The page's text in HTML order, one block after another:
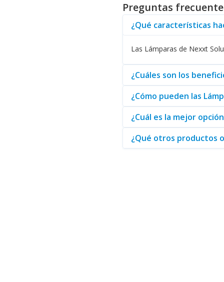
Un beneficio adicional de las
gestión avanzada de su
prácticos.
Finalmente, seleccionar
Solutions como un líder en el
Preguntas
¿Qué características
Las Lámparas de Nexxt
¿Cuáles son los
¿Cómo pueden las
¿Cuál es la mejor
¿Qué otros productos